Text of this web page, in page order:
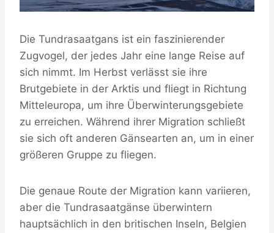
Die Tundrasaatgans ist ein faszinierender
Zugvogel, der jedes Jahr eine lange Reise auf
sich nimmt. Im Herbst verlässt sie ihre
Brutgebiete in der Arktis und fliegt in Richtung
Mitteleuropa, um ihre Überwinterungsgebiete
zu erreichen. Während ihrer Migration schließt
sie sich oft anderen Gänsearten an, um in einer
größeren Gruppe zu fliegen.
Die genaue Route der Migration kann variieren,
aber die Tundrasaatgänse überwintern
hauptsächlich in den britischen Inseln, Belgien